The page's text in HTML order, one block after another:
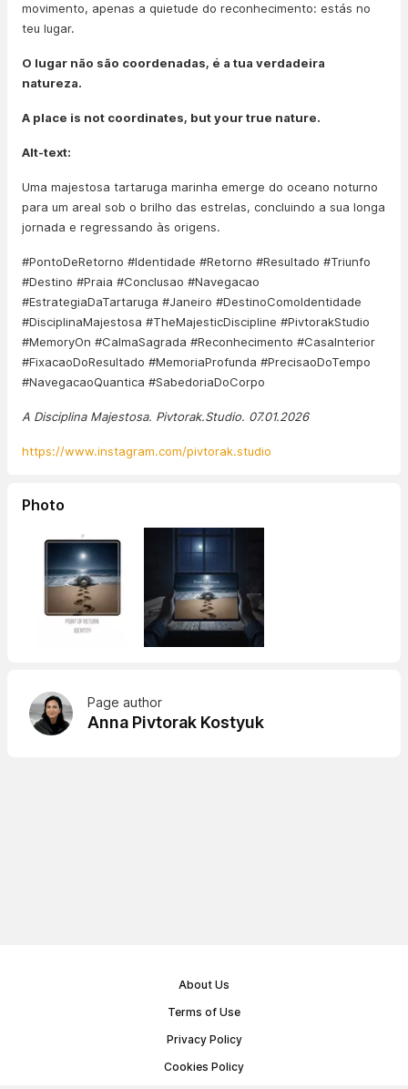
movimento, apenas a quietude do reconhecimento: estás no
teu lugar.
O lugar não são coordenadas, é a tua verdadeira
natureza.
A place is not coordinates, but your true nature.
Alt-text:
Uma majestosa tartaruga marinha emerge do oceano noturno
para um areal sob o brilho das estrelas, concluindo a sua longa
jornada e regressando às origens.
#PontoDeRetorno #Identidade #Retorno #Resultado #Triunfo
#Destino #Praia #Conclusao #Navegacao
#EstrategiaDaTartaruga #Janeiro #DestinoComoIdentidade
#DisciplinaMajestosa #TheMajesticDiscipline #PivtorakStudio
#MemoryOn #CalmaSagrada #Reconhecimento #CasaInterior
#FixacaoDoResultado #MemoriaProfunda #PrecisaoDoTempo
#NavegacaoQuantica #SabedoriaDoCorpo
A Disciplina Majestosa. Pivtorak.Studio. 07.01.2026
https://www.instagram.com/pivtorak.studio
Photo
Page author
Anna Pivtorak Kostyuk
About Us
Terms of Use
Privacy Policy
Cookies Policy